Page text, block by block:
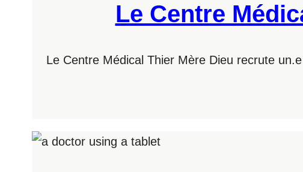
Le Centre
Le Centre Médical Thier Mère Dieu recrute